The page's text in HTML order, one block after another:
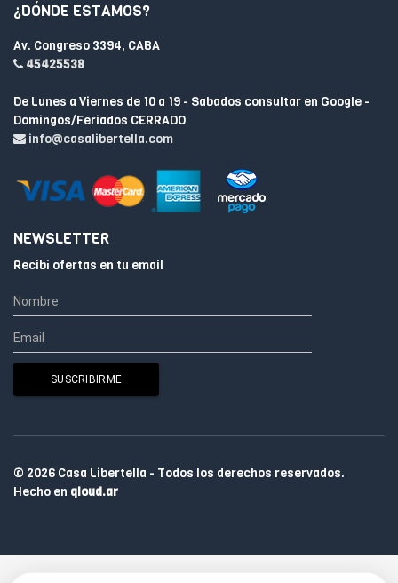
¿DÓNDE ESTAMOS?
Av. Congreso 3394, CABA
45425538
De Lunes a Viernes de 10 a 19 - Sabados consultar en Google -
Domingos/Feriados CERRADO
info@casalibertella.com
NEWSLETTER
Recibí ofertas en tu email
© 2026 Casa Libertella - Todos los derechos reservados.
Hecho en qloud.ar